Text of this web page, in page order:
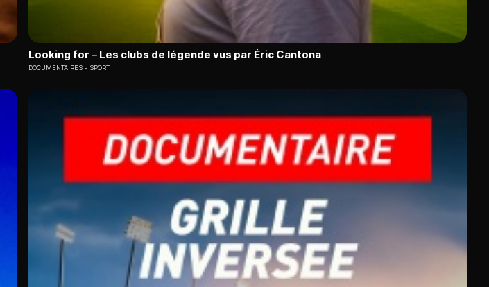
Looking for – Les clubs de légende vus par Éric Cantona
DOCUMENTAIRES SPORT